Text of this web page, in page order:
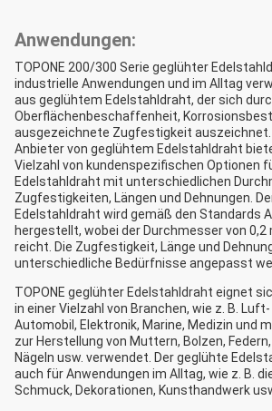
Anwendungen:
TOPONE 200/300 Serie geglühter
industrielle Anwendungen und im Alltag
aus geglühtem Edelstahldraht, der sich
Oberflächenbeschaffenheit,
ausgezeichnete Zugfestigkeit
Anbieter von geglühtem Edelstahldraht
Vielzahl von kundenspezifischen Optionen
Edelstahldraht mit unterschiedlichen
Zugfestigkeiten, Längen und Dehnungen.
Edelstahldraht wird gemäß den Standards
hergestellt, wobei der Durchmesser von 0,2
reicht. Die Zugfestigkeit, Länge und
unterschiedliche Bedürfnisse angepasst
TOPONE geglühter Edelstahldraht eignet
in einer Vielzahl von Branchen, wie z. B.
Automobil, Elektronik, Marine, Medizin und
zur Herstellung von Muttern, Bolzen,
Nägeln usw. verwendet. Der geglühte
auch für Anwendungen im Alltag, wie z. B.
Schmuck, Dekorationen, Kunsthandwerk